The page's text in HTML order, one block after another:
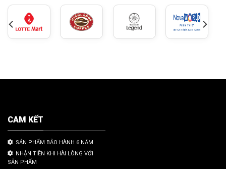
CAM KẾT
SẢN PHẨM BẢO HÀNH 6 NĂM
NHẬN TIỀN KHI HÀI LÒNG VỚI
SẢN PHẨM